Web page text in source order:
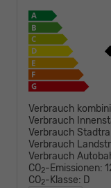
Verbrauch
Verbrauch
Verbrauch
Verbrauch
Verbrauch
CO2-Emissionen:
CO2-Klasse: D